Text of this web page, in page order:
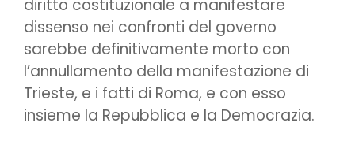
diritto costituzionale a manifestare
dissenso nei confronti del governo
sarebbe definitivamente morto con
l’annullamento della manifestazione di
Trieste, e i fatti di Roma, e con esso
insieme la Repubblica e la Democrazia.